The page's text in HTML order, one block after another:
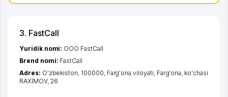
3. FastCall
Yuridik nomi: ООО FastCall
Brend nomi: FastCall
Adres: O'zbekiston, 100000, Farg'ona viloyati Farg'ona ko'chasi
RAXIMOV, 26